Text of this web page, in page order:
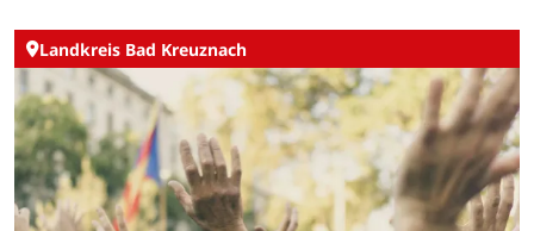
Landkreis Bad Kreuznach